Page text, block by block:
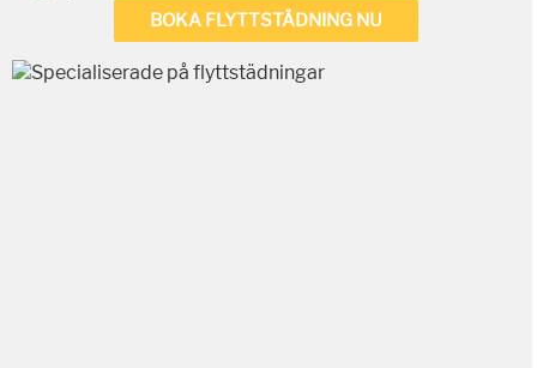
BOKA FLYTTSTÄDNING NU